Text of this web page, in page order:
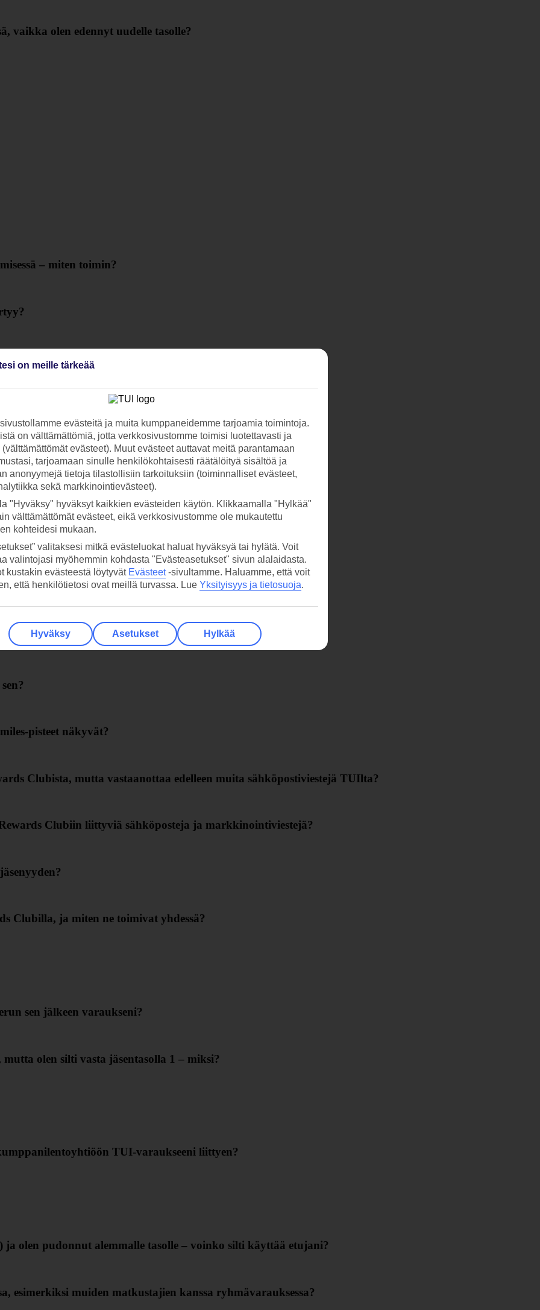
vaikka olen edennyt uudelle tasolle?
– miten toimin?
Clubin alennuskoodia?
sen?
pisteistä?
pisteet näkyvät?
Clubista, mutta vastaanottaa edelleen muita sähköpostiviestejä TUIlta?
Clubiin liittyviä sähköposteja ja markkinointiviestejä?
Clubilla, ja miten ne toimivat yhdessä?
sen jälkeen varaukseni?
olen silti vasta jäsentasolla 1 – miksi?
TUI‑varaukseeni liittyen?
olen pudonnut alemmalle tasolle – voinko silti käyttää etujani?
esimerkiksi muiden matkustajien kanssa ryhmävarauksessa?
on meille tärkeää
evästeitä ja muita kumppaneidemme tarjoamia toimintoja.
on välttämättömiä, jotta verkkosivustomme toimisi luotettavasti ja
evästeet). Muut evästeet auttavat meitä parantamaan
tarjoamaan sinulle henkilökohtaisesti räätälöityä sisältöä ja
anonyymejä tietoja tilastollisiin tarkoituksiin (toiminnalliset evästeet,
sekä markkinointievästeet).
"Hyväksy" hyväksyt kaikkien evästeiden käytön. Klikkaamalla "Hylkää"
välttämättömät evästeet, eikä verkkosivustomme ole mukautettu
kohteidesi mukaan.
valitaksesi mitkä evästeluokat haluat hyväksyä tai hylätä. Voit
valintojasi myöhemmin kohdasta "Evästeasetukset" sivun alalaidasta.
kustakin evästeestä löytyvät Evästeet-sivultamme. Haluamme, että voit
että henkilötietosi ovat meillä turvassa. Lue Yksityisyys ja tietosuoja.
Hyväksy Asetukset Hylkää